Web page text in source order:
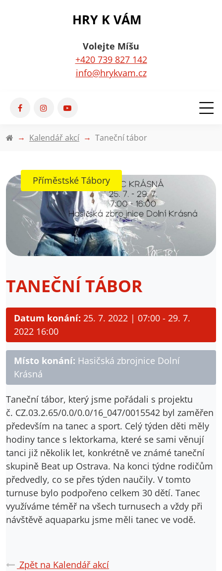
HRY K VÁM
Volejte Míšu
+420 739 827 142
info@hrykvam.cz
Kalendář akcí Taneční tábor
Příměstské Tábory
TANEČNÍ TÁBOR
Datum konání: 25. 7. 2022 | 07:00 - 29. 7.
2022 16:00
Místo konání: Hasičská zbrojnice Dolní
Krásná
Taneční tábor, který jsme pořádali s projektu
č. CZ.03.2.65/0.0/0.0/16_047/0015542 byl zaměřen
především na tanec a sport. Celý týden děti měly
hodiny tance s lektorkama, které se sami věnují
tanci již několik let, konkrétně ve známé taneční
skupině Beat up Ostrava. Na konci týdne rodičům
předvedly, co se přes týden naučily. V tomto
turnuse bylo podpořeno celkem 30 dětí. Tanec
využíváme téměř na všech turnusech a vždy při
návštěvě aquaparku jsme měli tanec ve vodě.
Zpět na Kalendář akcí